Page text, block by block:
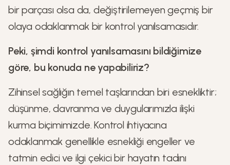
bir parçası olsa da, değiştirilemeyen geçmiş bir
olaya odaklanmak bir kontrol yanılsamasıdır.
Peki, şimdi kontrol yanılsamasını bildiğimize
göre, bu konuda ne yapabiliriz?
Zihinsel sağlığın temel taşlarından biri esnekliktir;
düşünme, davranma ve duygularımızla ilişki
kurma biçimimizde. Kontrol ihtiyacına
odaklanmak genellikle esnekliği engeller ve
tatmin edici ve ilgi çekici bir hayatın tadını